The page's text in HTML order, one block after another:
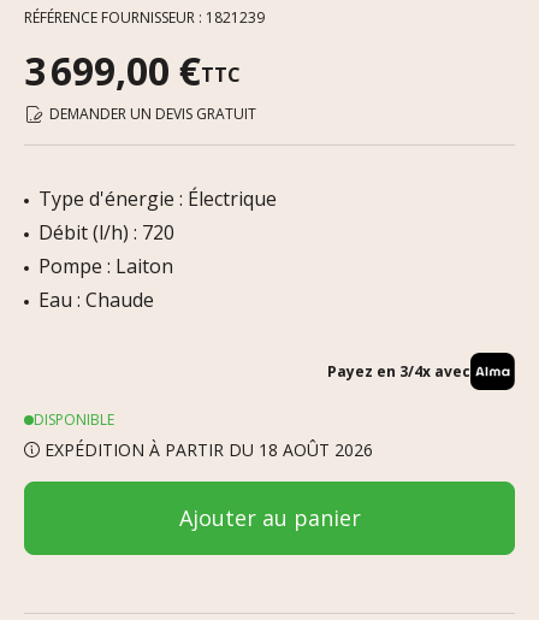
RÉFÉRENCE FOURNISSEUR : 1821239
3 699,00 €TTC
DEMANDER UN DEVIS GRATUIT
Type d'énergie : Électrique
Débit (l/h) : 720
Pompe : Laiton
Eau : Chaude
Payez en 3/4x avec
DISPONIBLE
EXPÉDITION À PARTIR DU 18 AOÛT 2026
Ajouter au panier